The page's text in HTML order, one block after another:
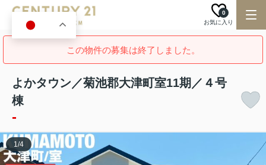
お気に入り
0
この物件の募集は終了しました。
よかタウン／菊池郡大津町室11期／４号
棟
-
1/4